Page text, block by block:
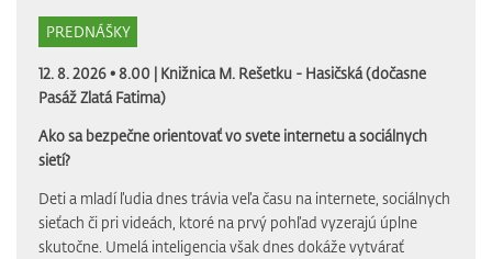
PREDNÁŠKY
12. 8. 2026 • 8.00 | Knižnica M. Rešetku - Hasičská (dočasne
Pasáž Zlatá Fatima)
Ako sa bezpečne orientovať vo svete internetu a sociálnych
sietí?
Deti a mladí ľudia dnes trávia veľa času na internete, sociálnych
sieťach či pri videách, ktoré na prvý pohľad vyzerajú úplne
skutočne. Umelá inteligencia však dnes dokáže vytvárať